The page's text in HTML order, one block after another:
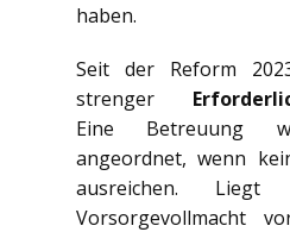
haben.
Seit der Reform
strenger
Eine Betreuung
angeordnet, wenn
ausreichen. Liegt
Vorsorgevollmacht